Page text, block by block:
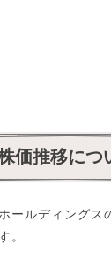
価推移につ
ールディングス
。